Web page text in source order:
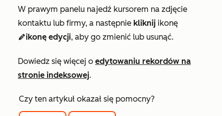
W prawym panelu najedź kursorem na zdjęcie
kontaktu lub firmy, a następnie kliknij ikonę
editikonę edycji, aby go zmienić lub usunąć.
Dowiedz się więcej o edytowaniu rekordów na
stronie indeksowej.
Czy ten artykuł okazał się pomocny?